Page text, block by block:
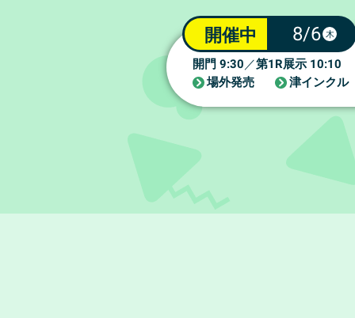
開催中 8/6 木
開門 9:30 ／第1R展示 10:10
場外発売 津インクル